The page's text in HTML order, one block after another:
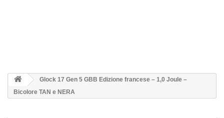
Glock 17 Gen 5 GBB Edizione francese – 1,0 Joule –
Bicolore TAN e NERA